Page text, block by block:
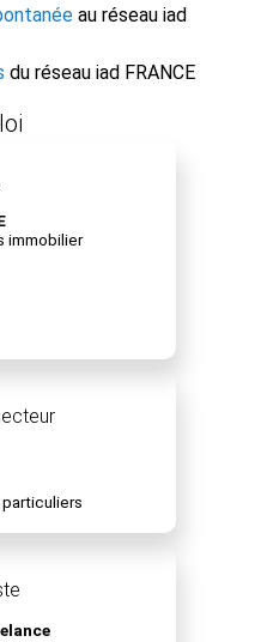
au réseau iad
du réseau iad FRANCE
immobilier